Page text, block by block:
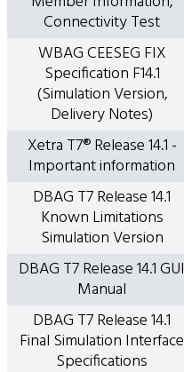
Connectivity Test
WBAG CEESEG FIX
Specification F14.1
(Simulation Version,
Delivery Notes)
Xetra T7® Release 14.1 -
Important information
DBAG T7 Release 14.1
Known Limitations
Simulation Version
DBAG T7 Release 14.1 GUI
Manual
DBAG T7 Release 14.1
Final Simulation Interface
Specifications